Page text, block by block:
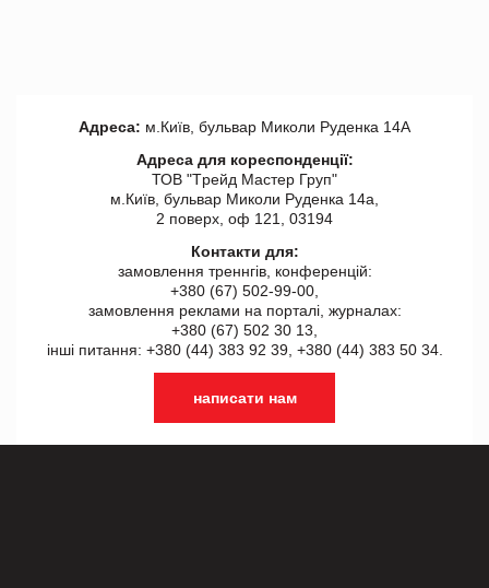
Адреса: м.Київ, бульвар Миколи Руденка 14А
Адреса для кореспонденції:
ТОВ "Tрейд Мастер Груп"
м.Київ, бульвар Миколи Руденка 14а,
2 поверх, оф 121, 03194
Контакти для:
замовлення треннгів, конференцій:
+380 (67) 502-99-00,
замовлення реклами на порталі, журналах:
+380 (67) 502 30 13,
інші питання: +380 (44) 383 92 39, +380 (44) 383 50 34.
написати нам